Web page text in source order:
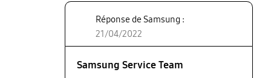
Réponse de Samsung :
21/04/2022
Samsung Service Team